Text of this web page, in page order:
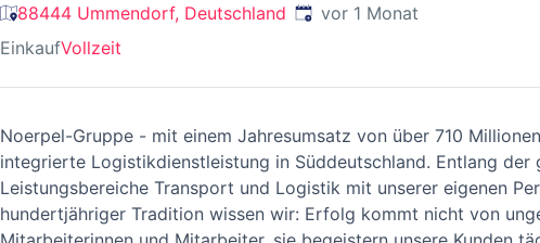
88444 Ummendorf, Deutschland Veröffentlicht:
vor 1 Monat
EinkaufVollzeit
Noerpel-Gruppe - mit einem Jahresumsatz von über 710
integrierte Logistikdienstleistung in Süddeutschland. Entlang
Leistungsbereiche Transport und Logistik mit unserer eigenen
hundertjähriger Tradition wissen wir: Erfolg kommt nicht von